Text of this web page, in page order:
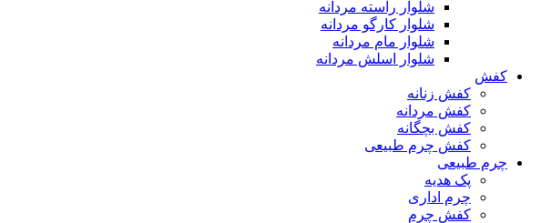
شلوار راسته مردانه
شلوار کارگو مردانه
شلوار مام مردانه
شلوار اسلش مردانه
کفش
کفش زنانه
کفش مردانه
کفش بچگانه
کفش چرم طبیعی
چرم طبیعی
پک هدیه
چرم اداری
کفش چرم